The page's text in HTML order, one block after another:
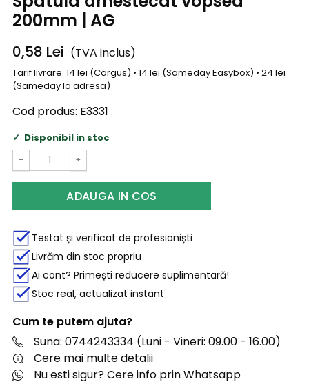
200mm | AG
0,58 Lei (TVA inclus)
Tarif livrare: 14 lei (Cargus) • 14 lei (Sameday Easybox) • 24 lei
(Sameday la adresa)
Cod produs: E3331
Disponibil in stoc
− +
ADAUGA IN COS
Testat și verificat de profesioniști
Livrăm din stoc propriu
Ai cont? Primești reducere suplimentară!
Stoc real, actualizat instant
Cum te putem ajuta?
Suna: 0744243334 (Luni - Vineri: 09.00 - 16.00)
Cere mai multe detalii
Nu esti sigur? Cere info prin Whatsapp